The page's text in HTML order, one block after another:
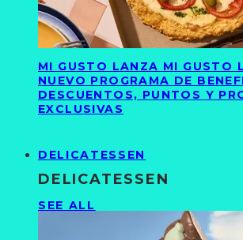
MI GUSTO LANZA MI GUSTO
NUEVO PROGRAMA DE
DESCUENTOS, PUNTOS Y
EXCLUSIVAS
DELICATESSEN
DELICATESSEN
SEE ALL